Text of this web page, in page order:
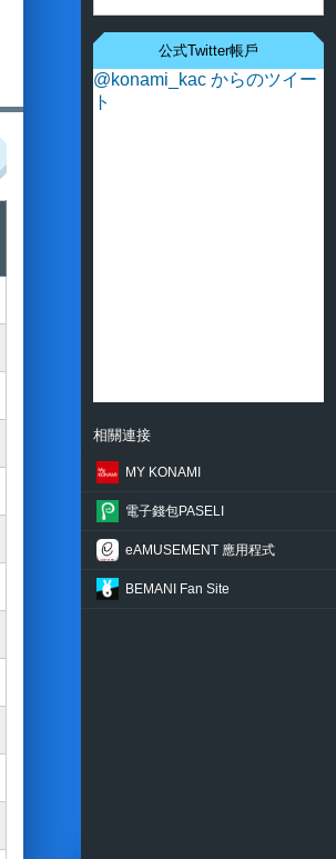
公式Twitter帳戶
@konami_kac からのツイー
ト
相關連接
MY KONAMI
電子錢包PASELI
eAMUSEMENT 應用程式
BEMANI Fan Site